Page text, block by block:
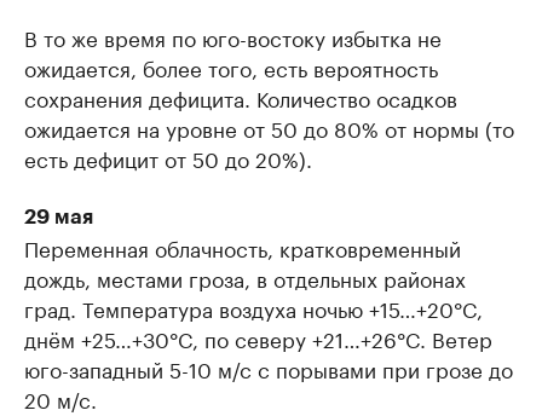
В то же время по юго-востоку избытка не
ожидается, более того, есть вероятность
сохранения дефицита. Количество осадков
ожидается на уровне от 50 до 80% от нормы (то
есть дефицит от 50 до 20%).
29 мая
Переменная облачность, кратковременный
дождь, местами гроза, в отдельных районах
град. Температура воздуха ночью +15…+20°C,
днём +25…+30°C, по северу +21…+26°C. Ветер
юго-западный 5-10 м/с с порывами при грозе до
20 м/с.